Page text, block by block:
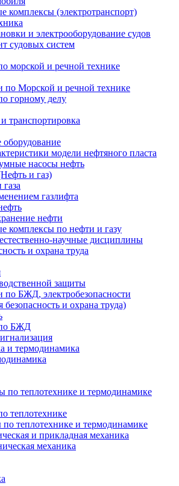
комплексы (электротранспорт)
и электрооборудование судов
судовых систем
морской и речной технике
по Морской и речной технике
горному делу
транспортировка
оборудование
модели нефтяного пласта
насосы нефть
и газ)
газлифта
нефти
комплексы по нефти и газу
научные дисциплины
и охрана труда
защиты
по БЖД, электробезопасности
и охрана труда)
БЖД
и термодинамика
по теплотехнике и термодинамике
теплотехнике
теплотехнике и термодинамике
и прикладная механика
механика